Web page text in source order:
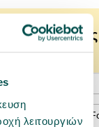
λειτουργιών
επίσης